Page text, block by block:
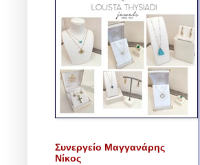
Συνεργείο Μαγγανάρης
Νίκος